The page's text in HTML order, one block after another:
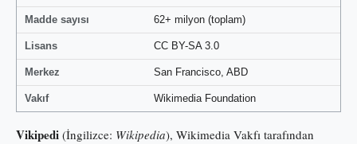
Madde sayısı 62+ milyon (toplam)
Lisans CC BY-SA 3.0
Merkez San Francisco, ABD
Vakıf Wikimedia Foundation
Vikipedi (İngilizce: Wikipedia), Wikimedia Vakfı tarafından